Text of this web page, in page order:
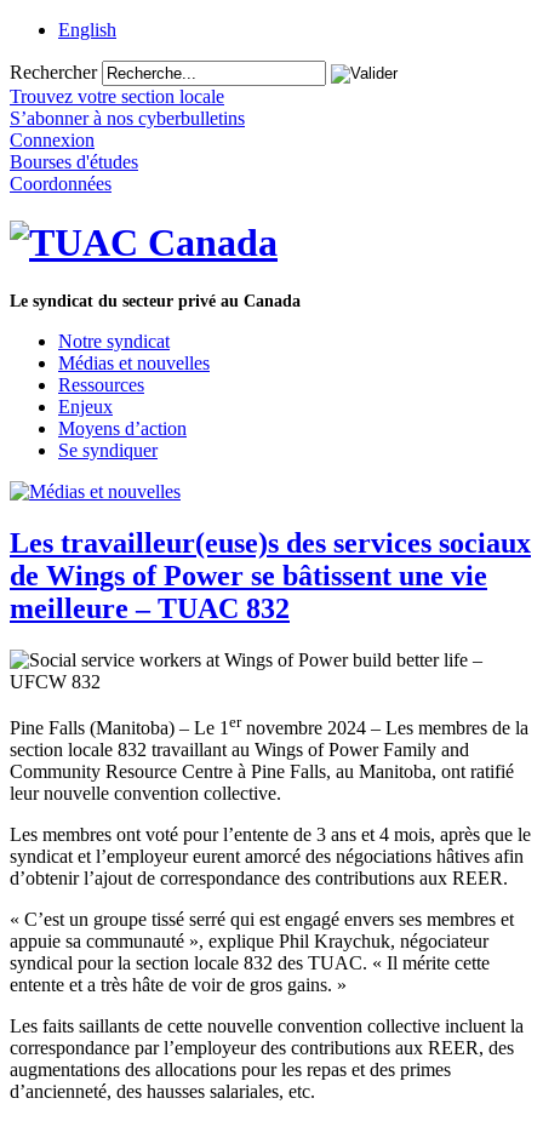
English
Rechercher
Trouvez votre section locale
S’abonner à nos cyberbulletins
Connexion
Bourses d'études
Coordonnées
Le syndicat du secteur privé au Canada
Notre syndicat
Médias et nouvelles
Ressources
Enjeux
Moyens d’action
Se syndiquer
Les travailleur(euse)s des services sociaux
de Wings of Power se bâtissent une vie
meilleure – TUAC 832
Pine Falls (Manitoba) – Le 1 ernovembre 2024 – Les membres de la
section locale 832 travaillant au Wings of Power Family and
Community Resource Centre à Pine Falls, au Manitoba, ont ratifié
leur nouvelle convention collective.
Les membres ont voté pour l’entente de 3 ans et 4 mois, après que le
syndicat et l’employeur eurent amorcé des négociations hâtives afin
d’obtenir l’ajout de correspondance des contributions aux REER.
« C’est un groupe tissé serré qui est engagé envers ses membres et
appuie sa communauté », explique Phil Kraychuk, négociateur
syndical pour la section locale 832 des TUAC. « Il mérite cette
entente et a très hâte de voir de gros gains. »
Les faits saillants de cette nouvelle convention collective incluent la
correspondance par l’employeur des contributions aux REER, des
augmentations des allocations pour les repas et des primes
d’ancienneté, des hausses salariales, etc.